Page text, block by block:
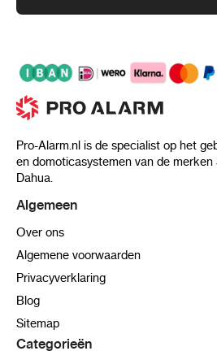
Power Consumption
12 VDC, 0.58 A, max. 7 W
PoE: (802.3af, 36 V to 57 V),
max. 8.5 W
Power Interface
Ø5.5
Camera Dimension
× 2.7")
370 g
With Package Weight
Pro-Alarm.nl is de specialist op het
en domoticasystemen van de merken
Dahua.
Algemeen
Over ons
Algemene voorwaarden
Privacyverklaring
Blog
Sitemap
Categorieën